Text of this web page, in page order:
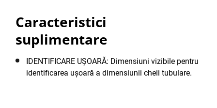
Caracteristici
suplimentare
IDENTIFICARE UȘOARĂ: Dimensiuni vizibile pentru
identificarea ușoară a dimensiunii cheii tubulare.